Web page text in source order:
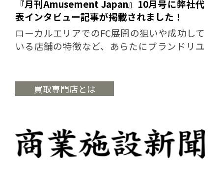
『月刊Amusement Japan』10月号に弊社代
表インタビュー記事が掲載されました！
ローカルエリアでのFC展開の狙いや成功して
いる店舗の特徴など、あらたにブランドリユ
事内容についてはこちらをご...
買取専門店とは